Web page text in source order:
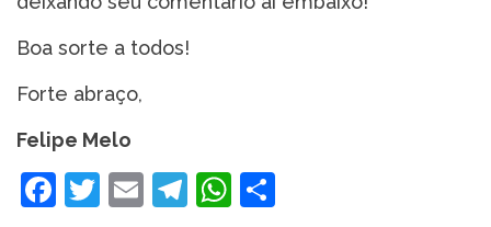
Boa sorte a todos!
Forte abraço,
Felipe Melo
Facebook
Twitter
EmailTelegram
WhatsApp